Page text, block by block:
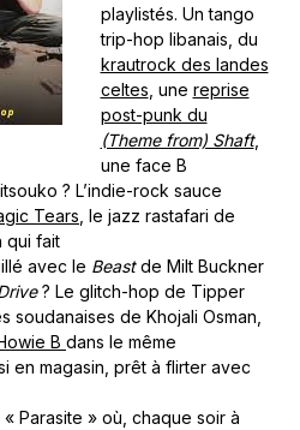
playlistés. Un tango
trip-hop libanais, du
krautrock des landes
celtes , une reprise
post-punk du
(Theme from) Shaft,
une face B
? L’indie-rock sauce
Tears , le jazz rastafari de
qui fait
avec le Beastde Milt Buckner
? Le glitch-hop de Tipper
soudanaises de Khojali Osman,
B dans le même
en magasin, prêt à flirter avec
Parasite » où, chaque soir à